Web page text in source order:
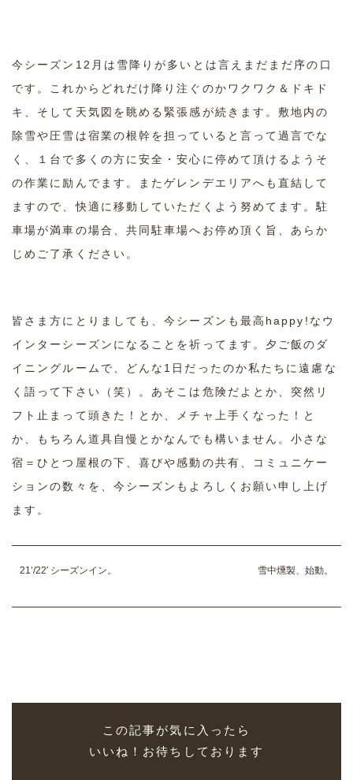
今シーズン12月は雪降りが多いとは言えまだまだ序の口
です。これからどれだけ降り注ぐのかワクワク＆ドキド
キ、そして天気図を眺める緊張感が続きます。敷地内の
除雪や圧雪は宿業の根幹を担っていると言って過言でな
く、１台で多くの方に安全・安心に停めて頂けるようそ
の作業に励んでます。またゲレンデエリアへも直結して
ますので、快適に移動していただくよう努めてます。駐
車場が満車の場合、共同駐車場へお停め頂く旨、あらか
じめご了承ください。
皆さま方にとりましても、今シーズンも最高happy!なウ
インターシーズンになることを祈ってます。夕ご飯のダ
イニングルームで、どんな1日だったのか私たちに遠慮な
く語って下さい（笑）。あそこは危険だよとか、突然リ
フト止まって頭きた！とか、メチャ上手くなった！と
か、もちろん道具自慢とかなんでも構いません。小さな
宿＝ひとつ屋根の下、喜びや感動の共有、コミュニケー
ションの数々を、今シーズンもよろしくお願い申し上げ
ます。
21’/22′ シーズンイン。 雪中燻製、始動。
この記事が気に入ったら
いいね！お待ちしております